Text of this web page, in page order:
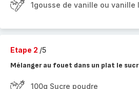
1gousse de vanille ou vanille
Etape 2 /5
Mélanger au fouet dans un plat le
100g Sucre poudre